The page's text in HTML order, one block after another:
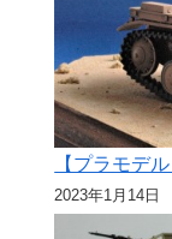
【プラモデ
2023年1月14日